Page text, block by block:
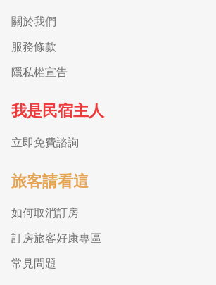
關於我們
服務條款
隱私權宣告
我是民宿主人
立即免費諮詢
旅客請看這
如何取消訂房
訂房旅客好康專區
常見問題